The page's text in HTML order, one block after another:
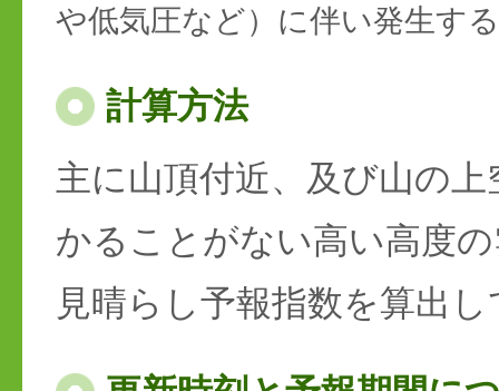
や低気圧など）に伴い発生す
計算方法
主に山頂付近、及び山の
かることがない高い高度
見晴らし予報指数を算出